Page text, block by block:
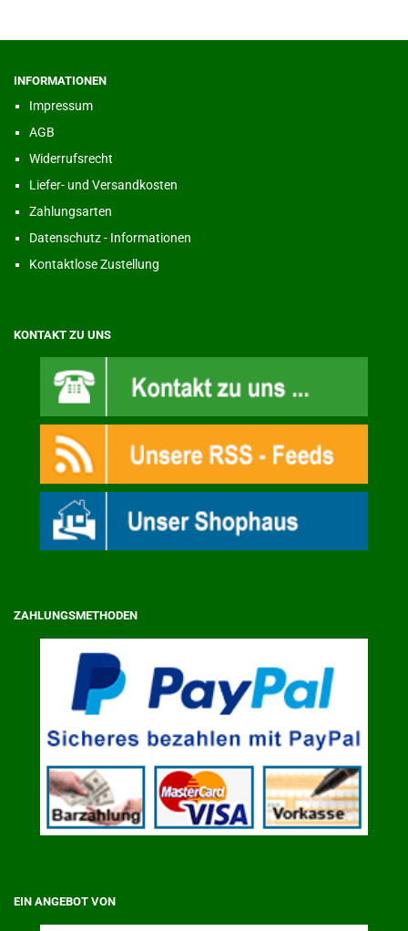
INFORMATIONEN
Impressum
AGB
Widerrufsrecht
Liefer- und Versandkosten
Zahlungsarten
Datenschutz - Informationen
Kontaktlose Zustellung
KONTAKT ZU UNS
ZAHLUNGSMETHODEN
EIN ANGEBOT VON